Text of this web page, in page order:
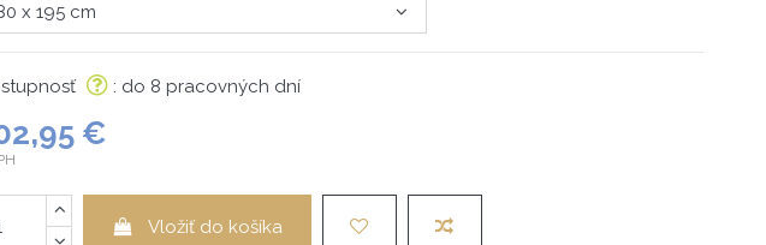
: do 8 pracovných dní
€
Vložiť do košíka